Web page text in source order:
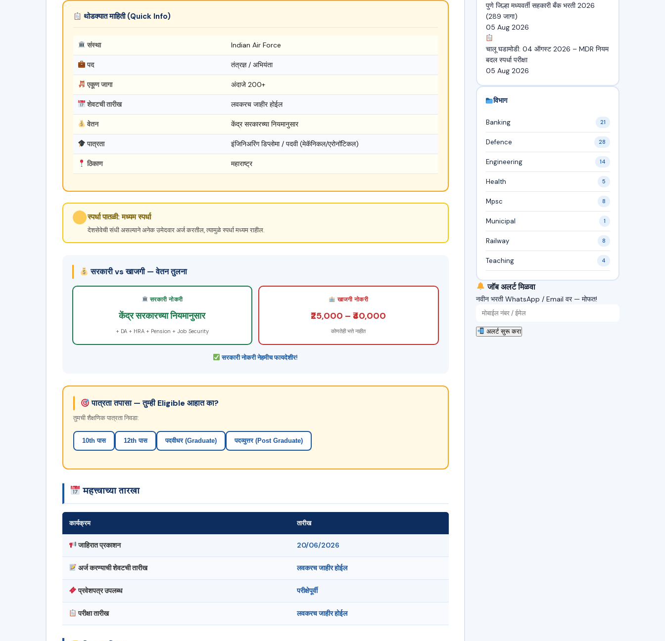
थोडक्यात माहिती (Quick Info)
संस्था Indian Air Force
पद तंत्रज्ञ / अभियंता
एकूण जागा अंदाजे 200+
शेवटची तारीख लवकरच जाहीर होईल
वेतन केंद्र सरकारच्या नियमानुसार
पात्रता इंजिनिअरिंग डिप्लोमा / पदवी (मेकॅनिकल/एरोनॉटिकल)
ठिकाण महाराष्ट्र
स्पर्धा पातळी: मध्यम स्पर्धा
देशसेवेची संधी असल्याने अनेक उमेदवार अर्ज करतील, त्यामुळे स्पर्धा मध्यम राहील.
सरकारी vs खाजगी — वेतन तुलना
सरकारी नोकरी
केंद्र सरकारच्या नियमानुसार
+ DA + HRA + Pension + Job Security
खाजगी नोकरी
₹25,000 – ₹40,000
कोणतेही भत्ते नाहीत
सरकारी नोकरी नेहमीच फायदेशीर!
पात्रता तपासा — तुम्ही Eligible आहात का?
तुमची शैक्षणिक पात्रता निवडा:
10th पास 12th पास पदवीधर (Graduate) पदव्युत्तर (Post Graduate)
महत्त्वाच्या तारखा
कार्यक्रम तारीख
जाहिरात प्रकाशन 20/06/2026
अर्ज करण्याची शेवटची तारीख लवकरच जाहीर होईल
प्रवेशपत्र उपलब्ध परीक्षेपूर्वी
परीक्षा तारीख लवकरच जाहीर होईल
पुणे जिल्हा मध्यवर्ती सहकारी बँक भरती 2026
(289 जागा)
05 Aug 2026
चालू घडामोडी: 04 ऑगस्ट 2026 – MDR नियम
बदल स्पर्धा परीक्षा
05 Aug 2026
विभाग
Banking 21
Defence 28
Engineering 14
Health 5
Mpsc 8
Municipal 1
Railway 8
Teaching 4
जॉब अलर्ट मिळवा
नवीन भरती WhatsApp / Email वर — मोफत!
अलर्ट सुरू करा